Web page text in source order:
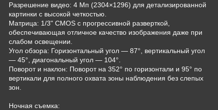
Разрешение видео: 4 Мп (2304×1296) для детализированной
картинки с высокой четкостью.
Матрица: 1/3" CMOS с прогрессивной разверткой,
обеспечивающая отличное качество изображения даже при
слабом освещении.
Угол обзора: Горизонтальный угол — 87°, вертикальный угол
— 45°, диагональный угол — 104°.
Поворот и наклон: Поворот на 352° по горизонтали и 95° по
вертикали для полного охвата зоны наблюдения без слепых
зон.
Ночная съемка: